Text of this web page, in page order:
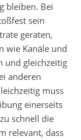
bleiben. Bei
sein
geraten,
wie Kanäle und
und gleichzeitig
anderen
muss
einerseits
schnell die
relevant, dass